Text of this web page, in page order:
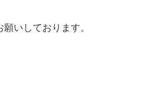
いしております。